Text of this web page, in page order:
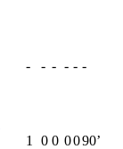
- - - - - -
1 0 0 0090ʼ